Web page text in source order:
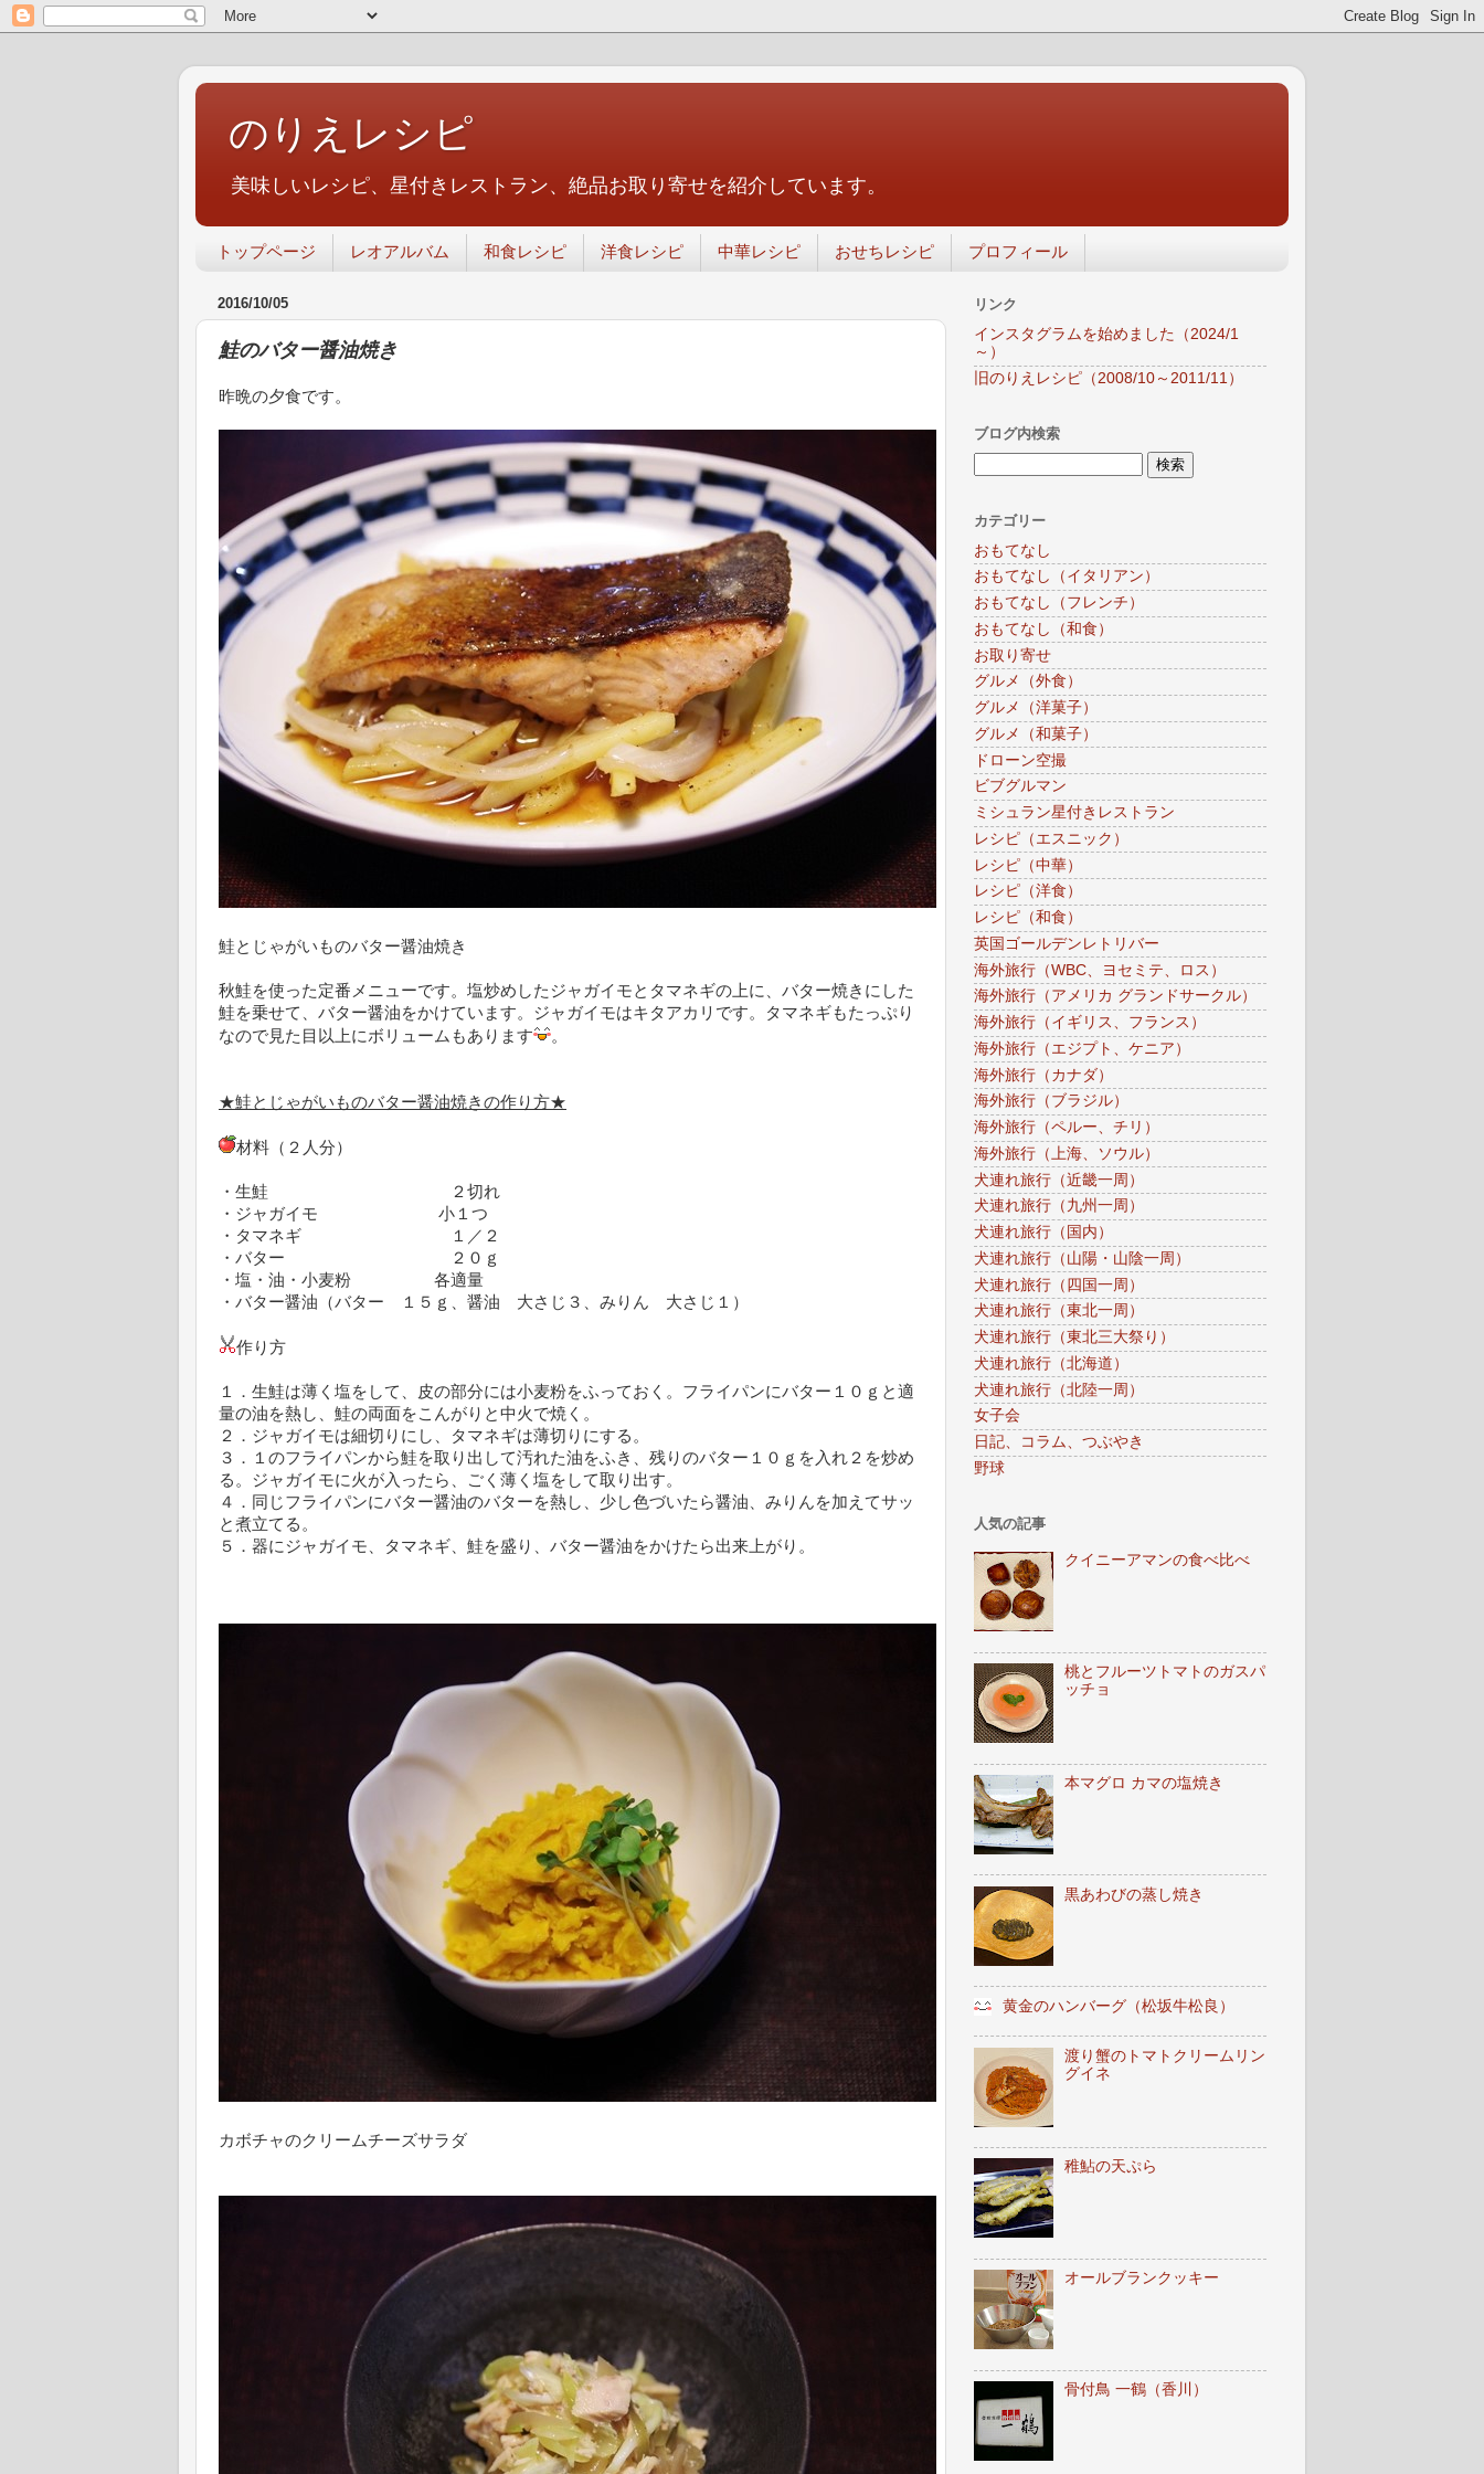
のりえレシピ
美味しいレシピ、星付きレストラン、絶品お取り寄せを紹介しています。
トップページ レオアルバム 和食レシピ 洋食レシピ 中華レシピ おせちレシピ プロフィール
2016/10/05
鮭のバター醤油焼き
昨晩の夕食です。
鮭とじゃがいものバター醤油焼き
秋鮭を使った定番メニューです。塩炒めしたジャガイモとタマネギの上に、バター焼きにした
鮭を乗せて、バター醤油をかけています。ジャガイモはキタアカリです。タマネギもたっぷり
なので見た目以上にボリュームもあります
。
★鮭とじゃがいものバター醤油焼きの作り方★
材料（２人分）
・生鮭 ２切れ
・ジャガイモ 小１つ
・タマネギ １／２
・バター ２０ｇ
・塩・油・小麦粉 各適量
・バター醤油（バター １５ｇ、醤油 大さじ３、みりん 大さじ１）
作り方
１．生鮭は薄く塩をして、皮の部分には小麦粉をふっておく。フライパンにバター１０ｇと適
量の油を熱し、鮭の両面をこんがりと中火で焼く。
２．ジャガイモは細切りにし、タマネギは薄切りにする。
３．１のフライパンから鮭を取り出して汚れた油をふき、残りのバター１０ｇを入れ２を炒め
る。ジャガイモに火が入ったら、ごく薄く塩をして取り出す。
４．同じフライパンにバター醤油のバターを熱し、少し色づいたら醤油、みりんを加えてサッ
と煮立てる。
５．器にジャガイモ、タマネギ、鮭を盛り、バター醤油をかけたら出来上がり。
カボチャのクリームチーズサラダ
リンク
インスタグラムを始めました（2024/1
～）
旧のりえレシピ（2008/10～2011/11）
ブログ内検索
カテゴリー
おもてなし
おもてなし（イタリアン）
おもてなし（フレンチ）
おもてなし（和食）
お取り寄せ
グルメ（外食）
グルメ（洋菓子）
グルメ（和菓子）
ドローン空撮
ビブグルマン
ミシュラン星付きレストラン
レシピ（エスニック）
レシピ（中華）
レシピ（洋食）
レシピ（和食）
英国ゴールデンレトリバー
海外旅行（WBC、ヨセミテ、ロス）
海外旅行（アメリカ グランドサークル）
海外旅行（イギリス、フランス）
海外旅行（エジプト、ケニア）
海外旅行（カナダ）
海外旅行（ブラジル）
海外旅行（ペルー、チリ）
海外旅行（上海、ソウル）
犬連れ旅行（近畿一周）
犬連れ旅行（九州一周）
犬連れ旅行（国内）
犬連れ旅行（山陽・山陰一周）
犬連れ旅行（四国一周）
犬連れ旅行（東北一周）
犬連れ旅行（東北三大祭り）
犬連れ旅行（北海道）
犬連れ旅行（北陸一周）
女子会
日記、コラム、つぶやき
野球
人気の記事
クイニーアマンの食べ比べ
桃とフルーツトマトのガスパ
ッチョ
本マグロ カマの塩焼き
黒あわびの蒸し焼き
黄金のハンバーグ（松坂牛松良）
渡り蟹のトマトクリームリン
グイネ
稚鮎の天ぷら
オールブランクッキー
骨付鳥 一鶴（香川）